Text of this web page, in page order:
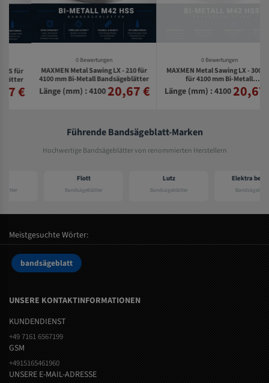
0 Bewertungen
MAXMEN Metal Sawing LX - 210 für
4100 mm Bi-Metall Bandsägeblätter
Länge (mm) : 4100 20,67 €
0 Bewertungen
MAXMEN Metal Sawing LX - 300 DC
für 4100 mm Bi-Metall
Bandsägeblätter
Länge (mm) : 4100 20,67 €
Führende Bandsägeblatt-Marken
Hochwertige Bandsägeblätter von renommierten Herstellern
Bandsägeblätter Bandsägeblätter
Elektra beckum
Bandsägeblätter
Meistgesuchte Wörter:
bandsägeblatt
UNSERE KONTAKTINFORMATIONEN
KUNDENDIENST
+49 7161 6567199
GSM
+4915165461960
UNSERE E-MAIL-ADRESSE